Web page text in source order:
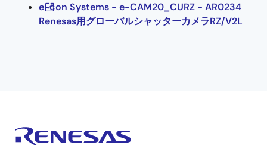
e-con Systems - e-CAM20_CURZ - AR0234
Renesas用グローバルシャッターカメラRZ/V2L